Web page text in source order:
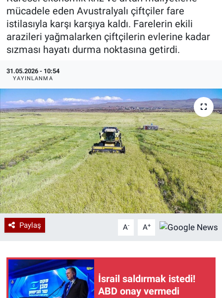
mücadele eden Avustralyalı çiftçiler fare
istilasıyla karşı karşıya kaldı. Farelerin ekili
arazileri yağmalarken çiftçilerin evlerine kadar
sızması hayatı durma noktasına getirdi.
31.05.2026 - 10:54
YAYINLANMA
Paylaş A- A+
İsrail saldırmak istedi!
ABD onay vermedi
Özel Haberler
Yazarlar
Dünya
Medya
Özel Haberler
Kadın
Erişim Bilgileri
Sağlık
Teknoloji
Ramazan
Haber Arşivi